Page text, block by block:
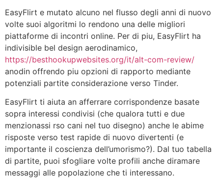
EasyFlirt e mutato alcuno nel flusso degli anni di nuovo
volte suoi algoritmi lo rendono una delle migliori
piattaforme di incontri online. Per di piu, EasyFlirt ha
indivisible bel design aerodinamico,
https://besthookupwebsites.org/it/alt-com-review/
anodin offrendo piu opzioni di rapporto mediante
potenziali partite considerazione verso Tinder.
EasyFlirt ti aiuta an afferrare corrispondenze basate
sopra interessi condivisi (che qualora tutti e due
menzionassi rso cani nel tuo disegno) anche le abime
risposte verso test rapide di nuovo divertenti (e
importante il coscienza dell’umorismo?). Dal tuo tabella
di partite, puoi sfogliare volte profili anche diramare
messaggi alle popolazione che ti interessano.